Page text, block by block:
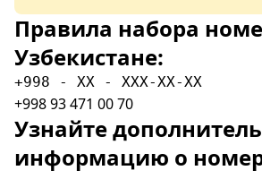
Правила набора
Узбекистане:
+998 - XX - XXX-XX-XX
+998 93 471 00 70
Узнайте
информацию о